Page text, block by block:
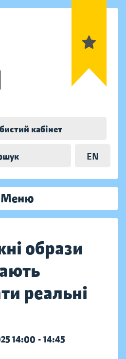
кабінет
EN
Меню
образи
реальні
14:00 - 14:45